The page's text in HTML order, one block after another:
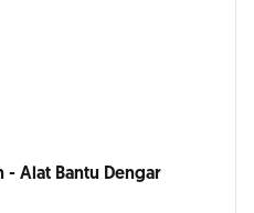
- Alat Bantu Dengar